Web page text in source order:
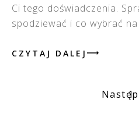
Ci tego doświadczenia.
spodziewać i co wybrać
CZYTAJ DALEJ
1